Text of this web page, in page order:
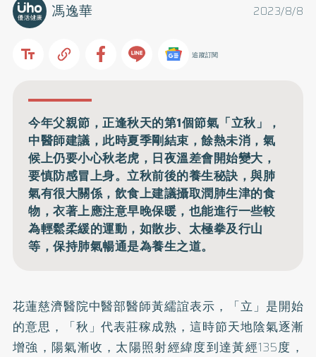
2023/8/8
馮逸華
追蹤訂閱
今年父親節，正逢秋天的第1個節氣「立秋」，
中醫師建議，此時夏季剛結束，餘熱未消，氣
候上仍要小心秋老虎，日夜溫差會開始變大，
要慎防感冒上身。立秋前後的養生秘訣，與肺
氣有很大關係，飲食上建議攝取潤肺生津的食
物，衣著上應注意早晚保暖，也能進行一些較
為輕鬆柔緩的運動，如散步、太極拳及行山
等，保持肺氣暢通是為養生之道。
花蓮慈濟醫院中醫部醫師黃繻誼表示，「立」是開始
的意思，「秋」代表莊稼成熟，這時節天地陰氣逐漸
增強，陽氣漸收，太陽照射經緯度到達黃經135度，